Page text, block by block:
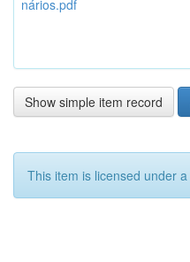
nários.pdf
Show simple item record
This item is licensed under a